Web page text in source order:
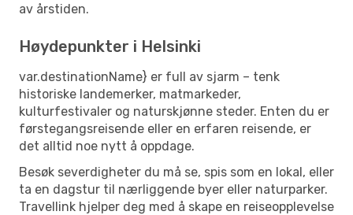
av årstiden.
Høydepunkter i Helsinki
var.destinationName} er full av sjarm – tenk
historiske landemerker, matmarkeder,
kulturfestivaler og naturskjønne steder. Enten du er
førstegangsreisende eller en erfaren reisende, er
det alltid noe nytt å oppdage.
Besøk severdigheter du må se, spis som en lokal, eller
ta en dagstur til nærliggende byer eller naturparker.
Travellink hjelper deg med å skape en reiseopplevelse